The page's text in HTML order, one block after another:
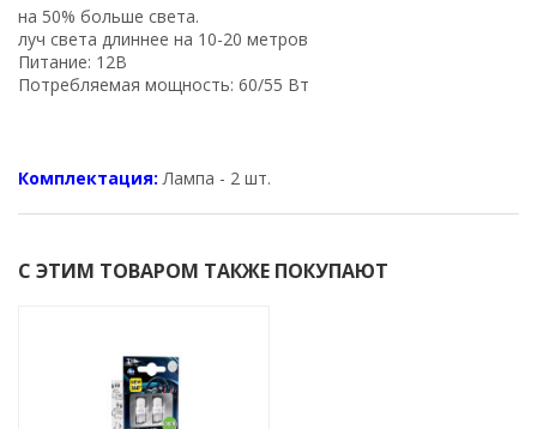
на 50% больше света.
луч света длиннее на 10-20 метров
Питание: 12В
Потребляемая мощность: 60/55 Вт
Комплектация: Лампа - 2 шт.
С ЭТИМ ТОВАРОМ ТАКЖЕ ПОКУПАЮТ